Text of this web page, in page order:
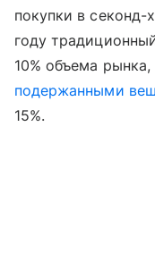
покупки в секонд-
году
10% объема рынка,
подержанными
15%.